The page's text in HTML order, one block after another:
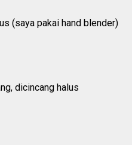
(saya pakai hand blender)
dicincang halus